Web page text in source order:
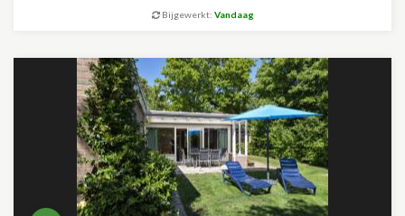
Bijgewerkt: Vandaag